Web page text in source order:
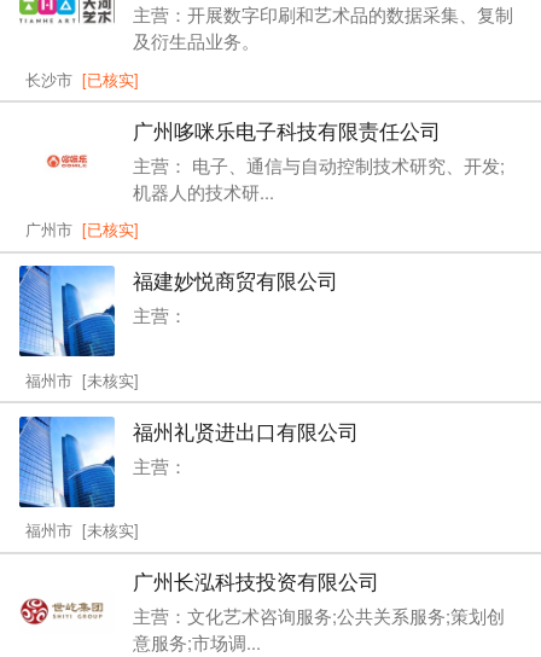
主营：开展数字印刷和艺术品的数据采集、复制
及衍生品业务。
长沙市 [已核实]
广州哆咪乐电子科技有限责任公司
主营： 电子、通信与自动控制技术研究、开发;
机器人的技术研...
广州市 [已核实]
福建妙悦商贸有限公司
主营：
福州市 [未核实]
福州礼贤进出口有限公司
主营：
福州市 [未核实]
广州长泓科技投资有限公司
主营：文化艺术咨询服务;公共关系服务;策划创
意服务;市场调...